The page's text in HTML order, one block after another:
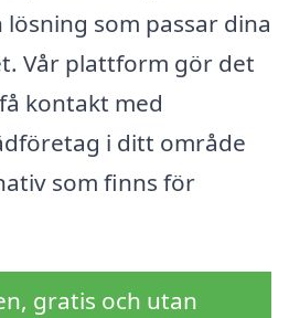
som passar dina
Vår plattform gör det
kontakt med
i ditt område
som finns för
gratis och utan